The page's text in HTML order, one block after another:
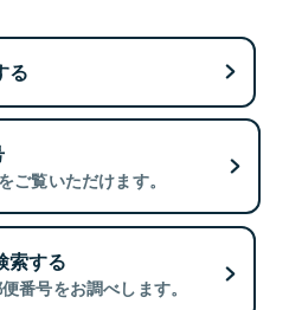
る
ご覧いただけます。
索する
番号をお調べします。